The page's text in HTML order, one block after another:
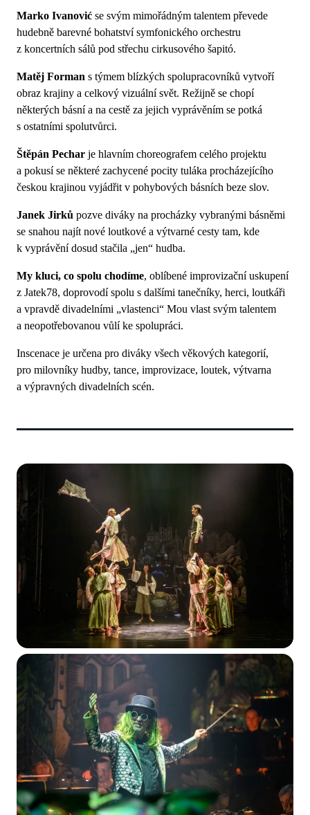
Marko Ivanović se svým mimořádným talentem převede
hudebně barevné bohatství symfonického orchestru
z koncertních sálů pod střechu cirkusového šapitó.
Matěj Forman s týmem blízkých spolupracovníků vytvoří
obraz krajiny a celkový vizuální svět. Režijně se chopí
některých básní a na cestě za jejich vyprávěním se potká
s ostatními spolutvůrci.
Štěpán Pechar je hlavním choreografem celého projektu
a pokusí se některé zachycené pocity tuláka procházejícího
českou krajinou vyjádřit v pohybových básních beze slov.
Janek Jirků pozve diváky na procházky vybranými básněmi
se snahou najít nové loutkové a výtvarné cesty tam, kde
k vyprávění dosud stačila „jen“ hudba.
My kluci, co spolu chodíme, oblíbené improvizační uskupení
z Jatek78, doprovodí spolu s dalšími tanečníky, herci, loutkáři
a vpravdě divadelními „vlastenci“ Mou vlast svým talentem
a neopotřebovanou vůlí ke spolupráci.
Inscenace je určena pro diváky všech věkových kategorií,
pro milovníky hudby, tance, improvizace, loutek, výtvarna
a výpravných divadelních scén.